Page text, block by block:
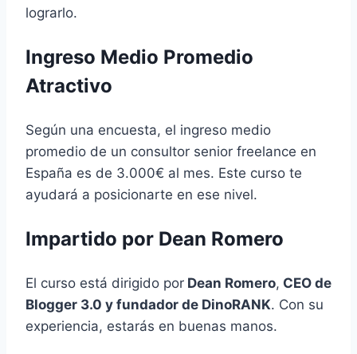
lograrlo.
Ingreso Medio Promedio
Atractivo
Según una encuesta, el ingreso medio
promedio de un consultor senior freelance en
España es de 3.000€ al mes. Este curso te
ayudará a posicionarte en ese nivel.
Impartido por Dean Romero
El curso está dirigido por Dean Romero, CEO de
Blogger 3.0 y fundador de DinoRANK. Con su
experiencia, estarás en buenas manos.